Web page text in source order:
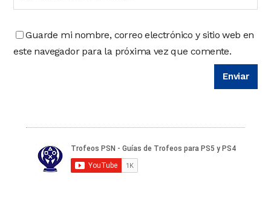
Guarde mi nombre, correo electrónico y sitio web en
este navegador para la próxima vez que comente.